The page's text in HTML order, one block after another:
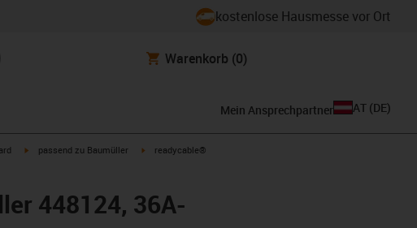
kostenlose Hausmesse vor Ort
Warenkorb (0)
Mein Ansprechpartner AT (DE)
igus-icon-arrow-right
passend zu Baumüller igus-icon-arrow-right
readycable®
448124, 36A-